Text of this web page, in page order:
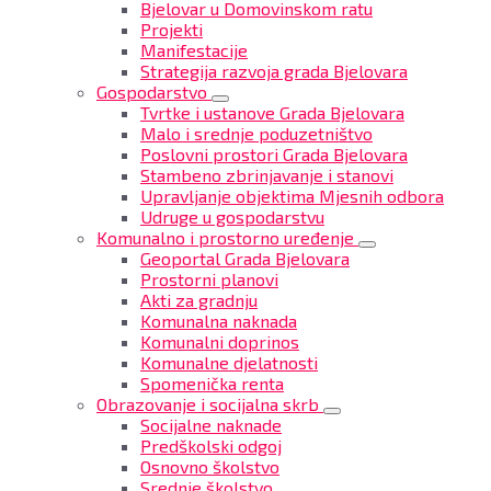
Bjelovar u Domovinskom ratu
Projekti
Manifestacije
Strategija razvoja grada Bjelovara
Gospodarstvo
Tvrtke i ustanove Grada Bjelovara
Malo i srednje poduzetništvo
Poslovni prostori Grada Bjelovara
Stambeno zbrinjavanje i stanovi
Upravljanje objektima Mjesnih odbora
Udruge u gospodarstvu
Komunalno i prostorno uređenje
Geoportal Grada Bjelovara
Prostorni planovi
Akti za gradnju
Komunalna naknada
Komunalni doprinos
Komunalne djelatnosti
Spomenička renta
Obrazovanje i socijalna skrb
Socijalne naknade
Predškolski odgoj
Osnovno školstvo